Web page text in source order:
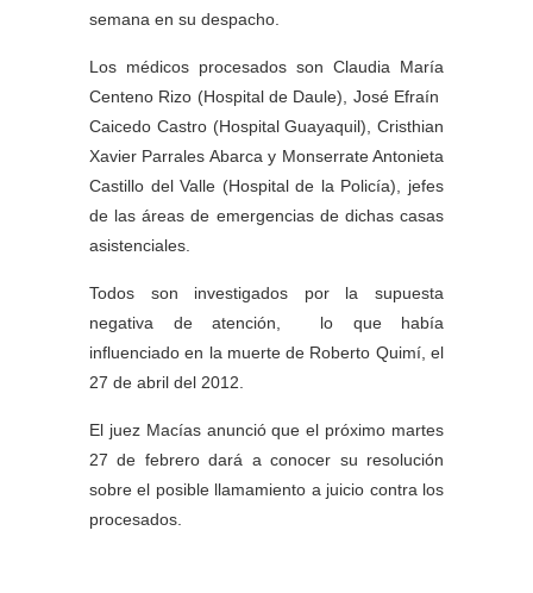
semana en su despacho.
Los médicos procesados son Claudia María
Centeno Rizo (Hospital de Daule), José Efraín
Caicedo Castro (Hospital Guayaquil), Cristhian
Xavier Parrales Abarca y Monserrate Antonieta
Castillo del Valle (Hospital de la Policía), jefes
de las áreas de emergencias de dichas casas
asistenciales.
Todos son investigados por la supuesta
negativa de atención, lo que había
influenciado en la muerte de Roberto Quimí, el
27 de abril del 2012.
El juez Macías anunció que el próximo martes
27 de febrero dará a conocer su resolución
sobre el posible llamamiento a juicio contra los
procesados.